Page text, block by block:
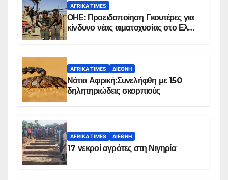
AFRIKA TIMES
ΟΗΕ: Προειδοποίηση Γκουτέρες για
κίνδυνο νέας αιματοχυσίας στο Ελ
AFRIKA TIMES ΔΙΕΘΝΉ
Νότια Αφρική:Συνελήφθη με 150
δηλητηριώδεις σκορπιούς
AFRIKA TIMES ΔΙΕΘΝΉ
17 νεκροί αγρότες στη Νιγηρία